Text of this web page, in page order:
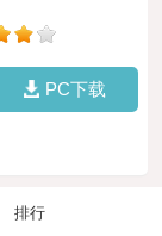
PC下载
排行